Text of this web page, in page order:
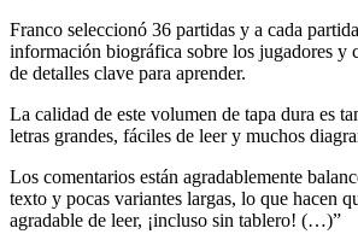
Franco seleccionó 36 partidas y a cada
información biográfica sobre los jugadores y
de detalles clave para aprender.
La calidad de este volumen de tapa dura es
letras grandes, fáciles de leer y muchos
Los comentarios están agradablemente
texto y pocas variantes largas, lo que hacen
agradable de leer, ¡incluso sin tablero! (…)”